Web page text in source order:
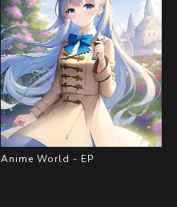
Anime World - EP